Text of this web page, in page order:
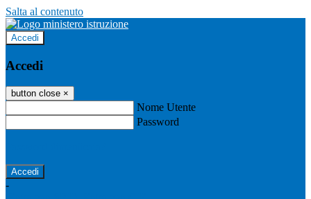
Salta al contenuto
Accedi
Accedi
button close ×
Nome Utente
Password
-